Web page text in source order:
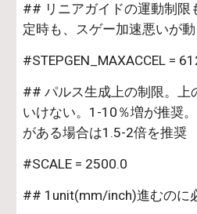
## リニアガイドの運動制限
定時も、スゲー加速悪いが
#STEPGEN_MAXACCEL =
## パルス生成上の制限。上
いけない。1-10％増が推奨
がある場合は1.5-2倍を推奨
#SCALE = 2500.0
## 1unit(mm/inch)進むのに